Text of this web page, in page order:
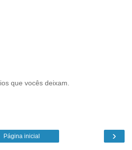
que vocês deixam.
›
Página inicial